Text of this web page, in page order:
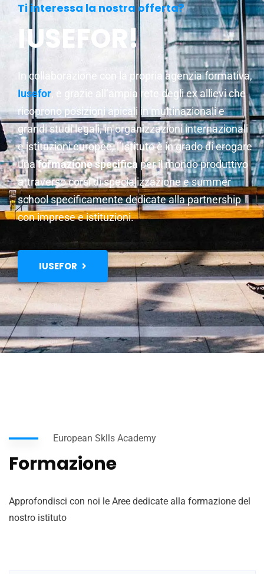
Ti interessa la nostra offerta?
IUSEFOR!
In collaborazione con la propria agenzia formativa,
Iusefor , e grazie all’ampia rete degli ex allievi che
ricoprono posizioni apicali in multinazionali e
grandi studi legali, in organizzazioni internazionali
e istituzioni europee, l’Istituto è in grado di erogare
unaformazione specificaper il mondo produttivo
attraverso corsi di specializzazione e summer
school specificamente dedicate alla partnership
con imprese e istituzioni.
IUSEFOR
European Sklls Academy
Formazione
Approfondisci con noi le Aree dedicate alla formazione del
nostro istituto